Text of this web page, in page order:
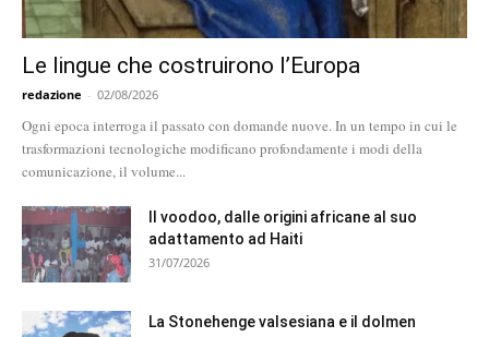
Le lingue che costruirono l’Europa
redazione - 02/08/2026
Ogni epoca interroga il passato con domande nuove. In un tempo in cui le
trasformazioni tecnologiche modificano profondamente i modi della
comunicazione, il volume...
Il voodoo, dalle origini africane al suo
adattamento ad Haiti
31/07/2026
La Stonehenge valsesiana e il dolmen